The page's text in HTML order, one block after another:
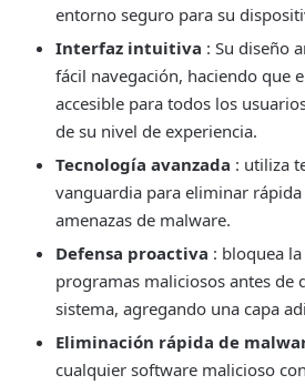
entorno seguro para su
Interfaz intuitiva : Su diseño
fácil navegación, haciendo que
accesible para todos los
de su nivel de experiencia.
Tecnología avanzada : utiliza
vanguardia para eliminar
amenazas de malware.
Defensa proactiva : bloquea
programas maliciosos antes de
sistema, agregando una capa
Eliminación rápida de
cualquier software malicioso